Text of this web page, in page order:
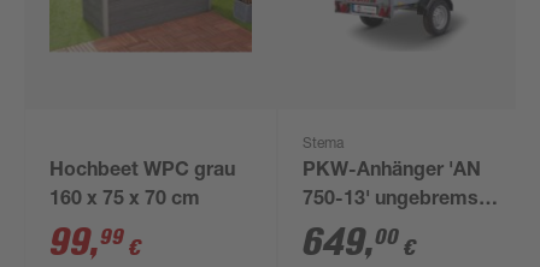
Hochbeet WPC grau
160 x 75 x 70 cm
99,99 €
Stema
PKW-Anhänger 'AN
750-13' ungebremst
201 x 108 cm 750 kg
649,00 €